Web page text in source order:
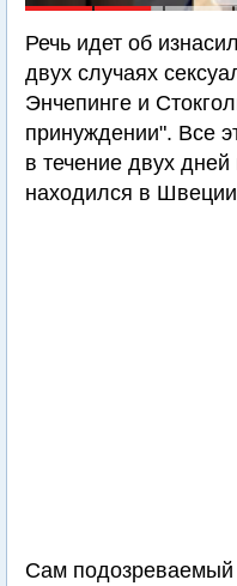
Речь идет об
двух случаях
Энчепинге и
принуждении". Все
в течение двух
находился в
Сам подозреваемый